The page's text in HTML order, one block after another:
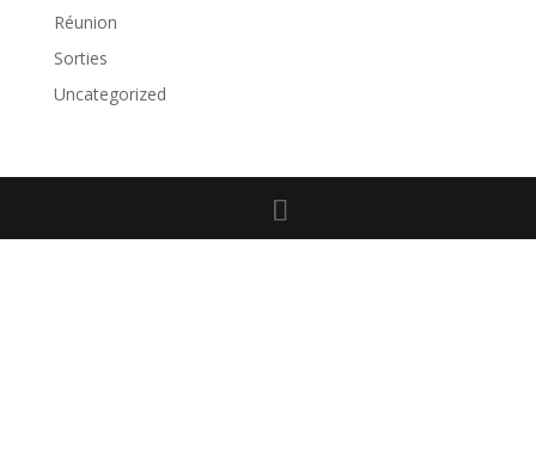
Réunion
Sorties
Uncategorized